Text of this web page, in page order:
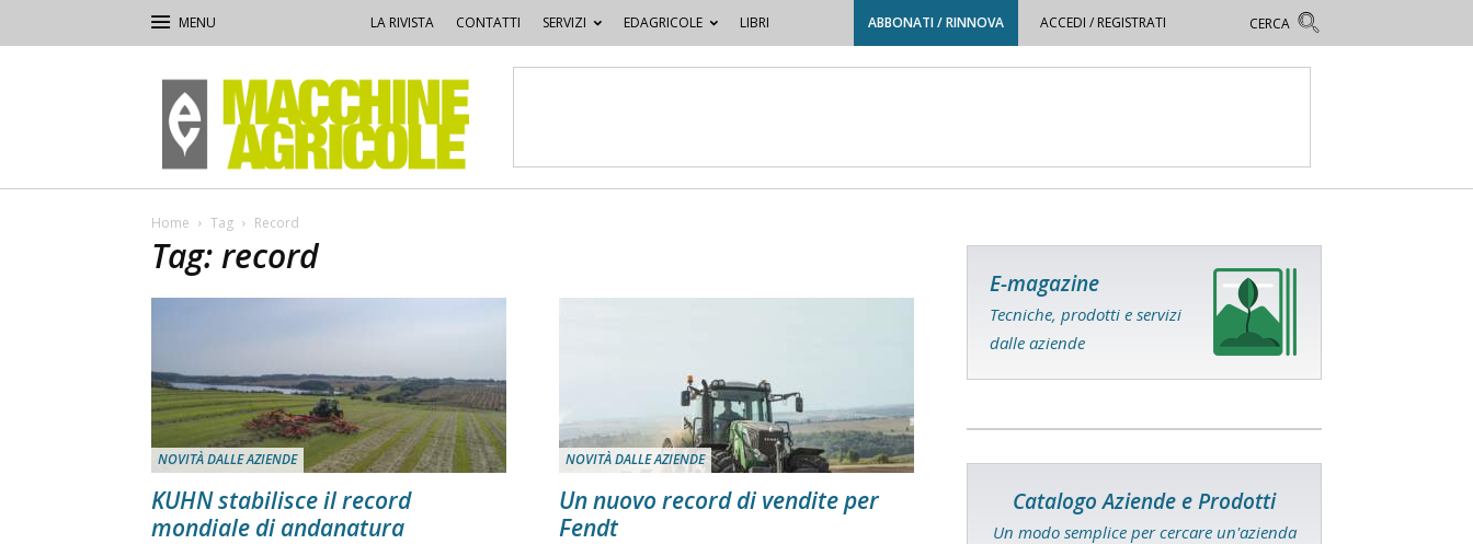
LA RIVISTA CONTATTI SERVIZI EDAGRICOLE LIBRI ABBONATI / RINNOVA ACCEDI / REGISTRATI
Macchine
Agricole
Home Tag Record
Tag: record
NOVITÀ DALLE AZIENDE
KUHN stabilisce il record
mondiale di andanatura
NOVITÀ DALLE AZIENDE
Un nuovo record di vendite per
Fendt
E-magazine
Tecniche, prodotti e servizi
dalle aziende
Catalogo Aziende e Prodotti
Un modo semplice per cercare un'azienda